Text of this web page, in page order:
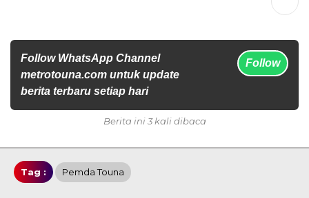
Follow WhatsApp Channel
metrotouna.com untuk update
berita terbaru setiap hari
Follow
Berita ini 3 kali dibaca
Tag : Pemda Touna